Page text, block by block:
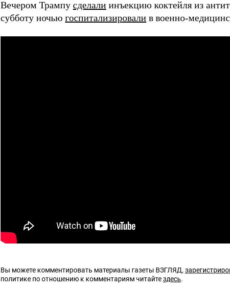
Вечером Трампу сделали инъекцию коктейля из
субботу ночью госпитализировали в военно-
Вы можете комментировать материалы газеты ВЗГЛЯД,
политике по отношению к комментариям читайтездесь.